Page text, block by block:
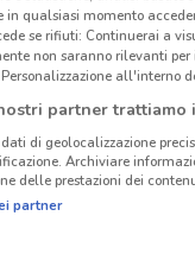
in qualsiasi momento
se rifiuti: Continuerai a
non saranno rilevanti
all'interno
partner trattiamo
di geolocalizzazione
Archiviare
delle prestazioni dei
partner